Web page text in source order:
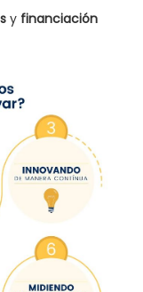
y financiación